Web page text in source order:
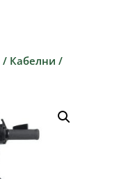
/ Кабелни /